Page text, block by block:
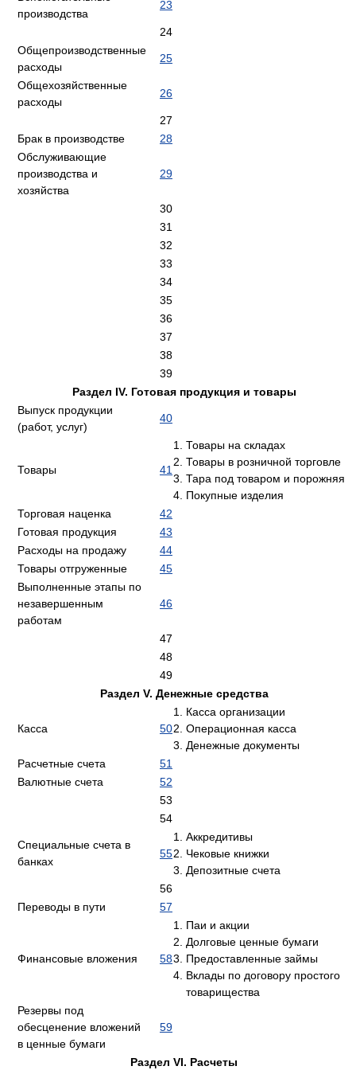
производства
23
24
Общепроизводственные
расходы
25
Общехозяйственные
расходы
26
27
Брак в производстве
28
Обслуживающие
производства и
хозяйства
29
30
31
32
33
34
35
36
37
38
39
Раздел IV. Готовая продукция и товары
Выпуск продукции
(работ, услуг)
40
Товары 41
Товары на складах
Товары в розничной торговле
Тара под товаром и порожняя
Покупные изделия
Торговая наценка
42
Готовая продукция
43
Расходы на продажу
44
Товары отгруженные
45
Выполненные этапы по
незавершенным
работам
46
47
48
49
Раздел V. Денежные средства
Касса 50
Касса организации
Операционная касса
Денежные документы
Расчетные счета
51
Валютные счета
52
53
54
Специальные счета в
банках
55
Аккредитивы
Чековые книжки
Депозитные счета
56
Переводы в пути
57
Финансовые вложения 58
Паи и акции
Долговые ценные бумаги
Предоставленные займы
Вклады по договору простого
товарищества
Резервы под
обесценение вложений
в ценные бумаги
59
Раздел VI. Расчеты